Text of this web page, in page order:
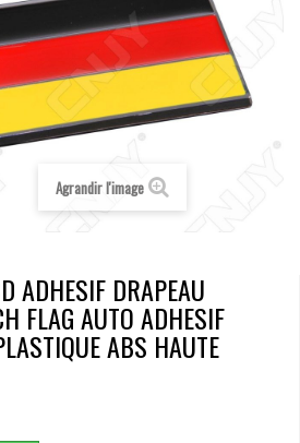
Agrandir l'image
ADHESIF DRAPEAU
FLAG AUTO ADHESIF
ABS HAUTE